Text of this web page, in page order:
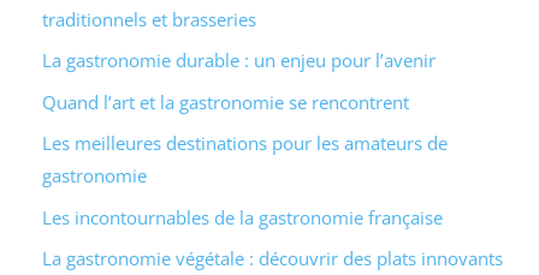
traditionnels et brasseries
La gastronomie durable : un enjeu pour l’avenir
Quand l’art et la gastronomie se rencontrent
Les meilleures destinations pour les amateurs de
gastronomie
Les incontournables de la gastronomie française
La gastronomie végétale : découvrir des plats innovants